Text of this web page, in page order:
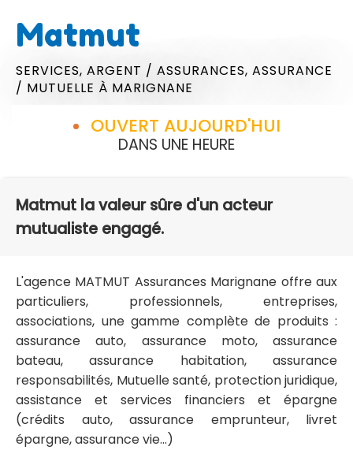
Matmut
SERVICES, ARGENT / ASSURANCES, ASSURANCE
/ MUTUELLE À MARIGNANE
OUVERT AUJOURD'HUI
DANS UNE HEURE
Matmut la valeur sûre d'un acteur
mutualiste engagé.
L'agence MATMUT Assurances Marignane offre aux
particuliers, professionnels, entreprises,
associations, une gamme complète de produits :
assurance auto, assurance moto, assurance
bateau, assurance habitation, assurance
responsabilités, Mutuelle santé, protection juridique,
assistance et services financiers et épargne
(crédits auto, assurance emprunteur, livret
épargne, assurance vie...)